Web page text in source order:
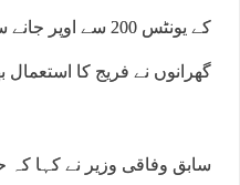
کے یونٹس 200
گھرانوں نے فریج کا
سابق وفاقی وزیر نے کہا